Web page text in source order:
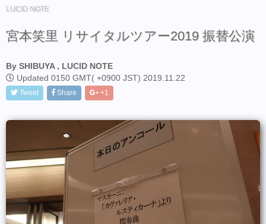
LUCID NOTE
宮本笑里 リサイタルツアー2019 振替公演
By SHIBUYA , LUCID NOTE
Updated 0150 GMT( +0900 JST) 2019.11.22
Tweet Share +1